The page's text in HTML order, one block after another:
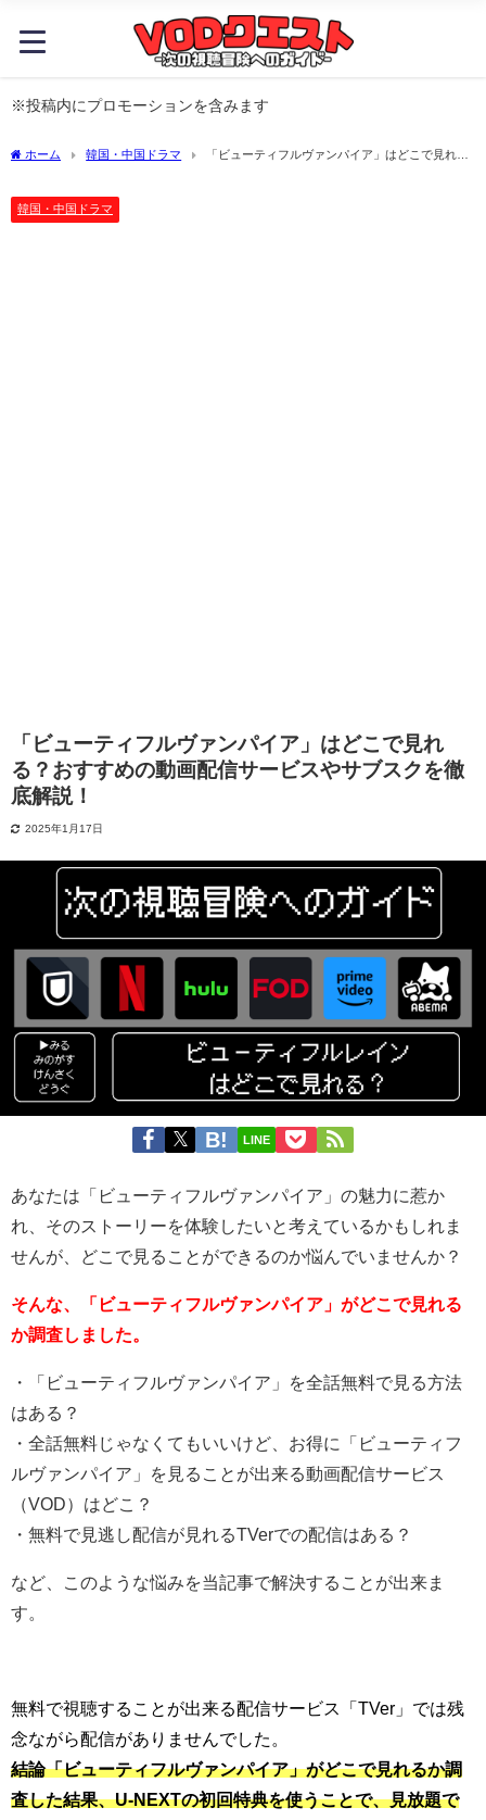
※投稿内にプロモーションを含みます
ホーム 韓国・中国ドラマ
「ビューティフルヴァンパイア」はどこで見れ
韓国・中国ドラマ
「ビューティフルヴァンパイア」はどこで見れ
る？おすすめの動画配信サービスやサブスクを徹
底解説！
2025年1月17日
LINE
あなたは「ビューティフルヴァンパイア」の魅力に惹か
れ、そのストーリーを体験したいと考えているかもしれま
せんが、どこで見ることができるのか悩んでいませんか？
そんな、「ビューティフルヴァンパイア」がどこで見れる
か調査しました。
・「ビューティフルヴァンパイア」を全話無料で見る方法
はある？
・全話無料じゃなくてもいいけど、お得に「ビューティフ
ルヴァンパイア」を見ることが出来る動画配信サービス
（VOD）はどこ？
・無料で見逃し配信が見れるTVerでの配信はある？
など、このような悩みを当記事で解決することが出来ま
す。
無料で視聴することが出来る配信サービス「TVer」では残
念ながら配信がありませんでした。
結論「ビューティフルヴァンパイア」がどこで見れるか調
査した結果、U-NEXTの初回特典を使うことで、見放題で